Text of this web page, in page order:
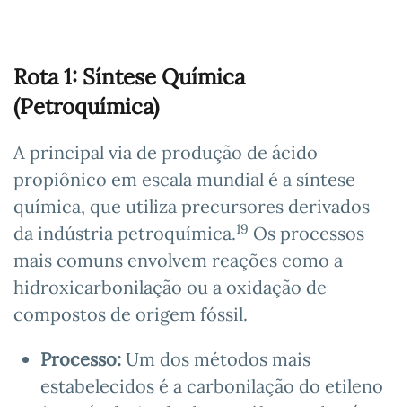
Rota 1: Síntese Química
(Petroquímica)
A principal via de produção de ácido
propiônico em escala mundial é a síntese
química, que utiliza precursores derivados
da indústria petroquímica.19 Os processos
mais comuns envolvem reações como a
hidroxicarbonilação ou a oxidação de
compostos de origem fóssil.
Processo: Um dos métodos mais
estabelecidos é a carbonilação do etileno